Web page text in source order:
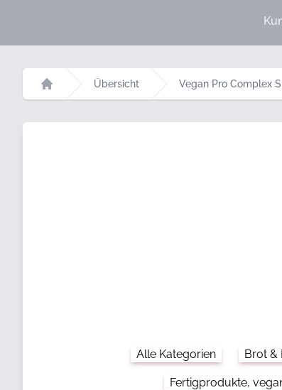
Startseite
Übersicht Vegan Pro Complex
Alle Kategorien Brot &
Fertigprodukte,